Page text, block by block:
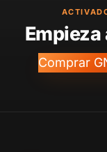
Comprar